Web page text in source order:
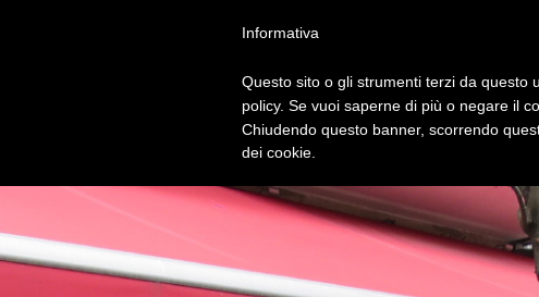
Informativa
Questo sito o gli strumenti terzi da questo
policy. Se vuoi saperne di più o negare il
Chiudendo questo banner, scorrendo
dei cookie.